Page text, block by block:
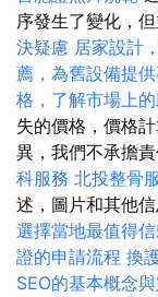
序發生了變化，
決疑慮 居家設計
薦，為舊設備提
格，了解市場上
失的價格，價格
異，我們不承擔責
科服務 北投整骨
述，圖片和其他
選擇當地最值得
證的申請流程 換
SEO的基本概念